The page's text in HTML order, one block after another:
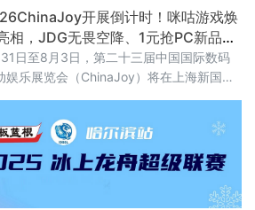
相关影响后，核心经营净利润仍有1.55亿
2.55亿元。
开展倒计时！咪咕游戏焕
相，JDG无畏空降、1元抢PC新品等
日至8月3日，第二十三届中国国际数码
娱乐展览会（ChinaJoy）将在上海新国际
级的“咪咕游戏”品牌重磅亮相，锚定“高品
智健康游戏社区”全新定位，以精品游戏体
AI科技创新、趣味互动福利与电竞演艺活
为玩家打造一站式沉浸式逛展体验。